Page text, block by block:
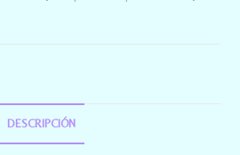
DESCRIPCIÓN